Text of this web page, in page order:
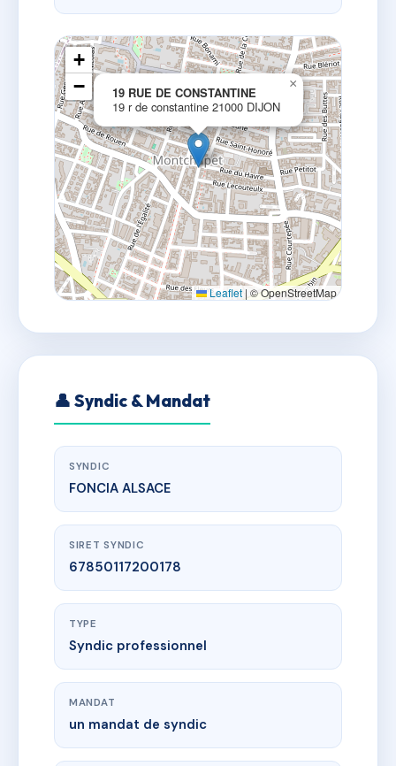
19 RUE DE CONSTANTINE
19 r de constantine 21000 DIJON
×
+
−
Leaflet | © OpenStreetMap
👤 Syndic & Mandat
SYNDIC
FONCIA ALSACE
SIRET SYNDIC
67850117200178
TYPE
Syndic professionnel
MANDAT
un mandat de syndic